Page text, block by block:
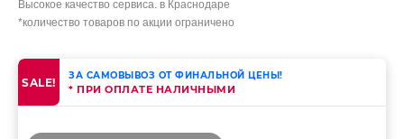
Высокое качество сервиса. в Краснодаре
*количество товаров по акции ограничено
SALE! ЗА САМОВЫВОЗ ОТ ФИНАЛЬНОЙ ЦЕНЫ!
* ПРИ ОПЛАТЕ НАЛИЧНЫМИ